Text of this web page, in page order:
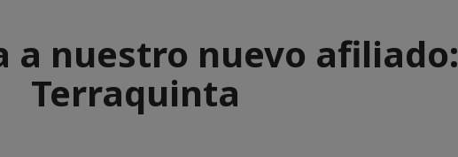
a nuestro nuevo afiliado:
Terraquinta